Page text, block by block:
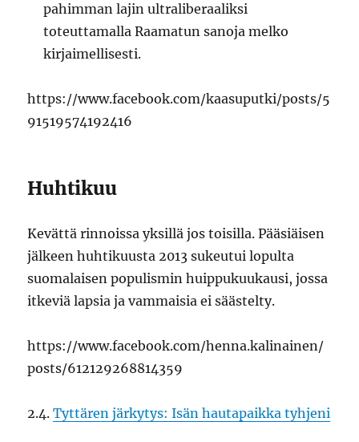
pahimman lajin ultraliberaaliksi
toteuttamalla Raamatun sanoja melko
kirjaimellisesti.
https://www.facebook.com/kaasuputki/posts/5
91519574192416
Huhtikuu
Kevättä rinnoissa yksillä jos toisilla. Pääsiäisen
jälkeen huhtikuusta 2013 sukeutui lopulta
suomalaisen populismin huippukuukausi, jossa
itkeviä lapsia ja vammaisia ei säästelty.
https://www.facebook.com/henna.kalinainen/
posts/612129268814359
2.4.Tyttären järkytys: Isän hautapaikka tyhjeni